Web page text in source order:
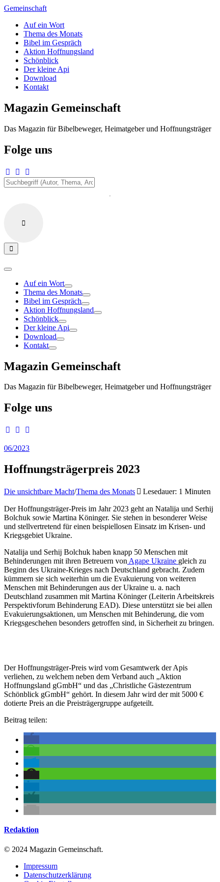
Zum
springen
Gemeinschaft
Auf ein Wort
Thema des Monats
Bibel im Gespräch
Aktion Hoffnungsland
Schönblick
Der kleine Api
Download
Kontakt
Magazin Gemeinschaft
Das Magazin für Bibelbeweger, Heimatgeber und Hoffnungsträger
Folge uns
Auf ein Wort
Thema des Monats
Bibel im Gespräch
Aktion Hoffnungsland
Schönblick
Der kleine Api
Download
Kontakt
Magazin Gemeinschaft
Das Magazin für Bibelbeweger, Heimatgeber und Hoffnungsträger
Folge uns
06/2023
Hoffnungsträgerpreis 2023
Die unsichtbare Macht/Thema des Monats Lesedauer: 1 Minuten
Der Hoffnungsträger-Preis im Jahr 2023 geht an Natalija und Serhij
Bolchuk sowie Martina Köninger. Sie stehen in besonderer Weise
und stellvertretend für einen beispiellosen Einsatz im Krisen- und
Kriegsgebiet Ukraine.
Natalija und Serhij Bolchuk haben knapp 50 Menschen mit
Behinderungen mit ihren Betreuern von Agape Ukraine gleich zu
Beginn des Ukraine-Krieges nach Deutschland gebracht. Zudem
kümmern sie sich weiterhin um die Evakuierung von weiteren
Menschen mit Behinderungen aus der Ukraine u. a. nach
Deutschland zusammen mit Martina Köninger (Leiterin Arbeitskreis
Perspektivforum Behinderung EAD). Diese unterstützt sie bei allen
Evakuierungsaktionen, um Menschen mit Behinderung, die vom
Kriegsgeschehen besonders getroffen sind, in Sicherheit zu bringen.
Der Hoffnungsträger-Preis wird vom Gesamtwerk der Apis
verliehen, zu welchem neben dem Verband auch „Aktion
Hoffnungsland gGmbH“ und das „Christliche Gästezentrum
Schönblick gGmbH“ gehört. In diesem Jahr wird der mit 5000 €
dotierte Preis an die Preisträgergruppe aufgeteilt.
Beitrag teilen:
Redaktion
© 2024 Magazin Gemeinschaft.
Impressum
Datenschutzerklärung